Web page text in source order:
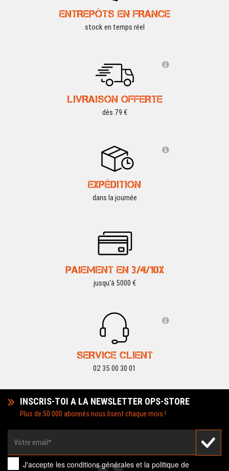
ENTREPÔTS EN FRANCE
stock en temps réel
LIVRAISON OFFERTE
dès 79 €
EXPÉDITION
dans la journée
PAIEMENT EN 3/4/10X
jusqu'à 5000 €
SERVICE CLIENT
02 35 00 30 01
INSCRIS-TOI A LA NEWSLETTER OPS-STORE
Plus de 50 000 abonnés nous lisent chaque mois !
J'accepte lesconditions générales et lapolitique de